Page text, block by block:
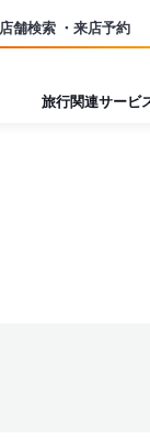
店舗検索 ・来店予約
旅行関連サービ